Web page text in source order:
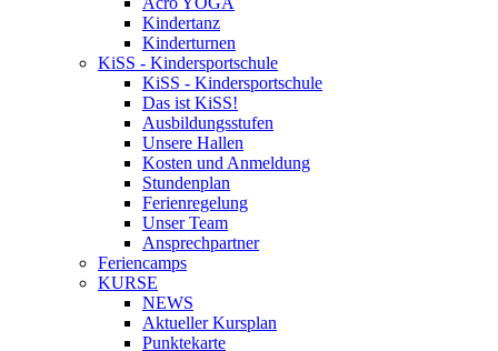
Kindertanz
Kinderturnen
KiSS - Kindersportschule
KiSS - Kindersportschule
Das ist KiSS!
Ausbildungsstufen
Unsere Hallen
Kosten und Anmeldung
Stundenplan
Ferienregelung
Unser Team
Ansprechpartner
Feriencamps
KURSE
NEWS
Aktueller Kursplan
Punktekarte